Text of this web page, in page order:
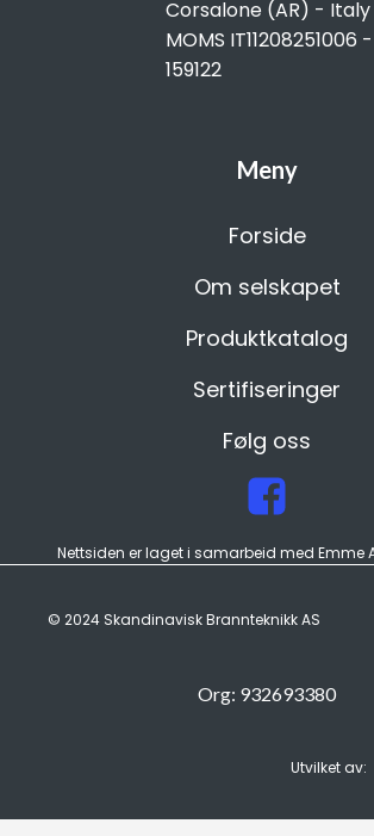
Corsalone (AR) - Italy
MOMS IT11208251006
159122
Meny
Forside
Om selskapet
Produktkatalog
Sertifiseringer
Følg oss
Nettsiden er laget i samarbeid med Emme
© 2024 Skandinavisk Brannteknikk AS
Org: 932693380
Utvilket av: